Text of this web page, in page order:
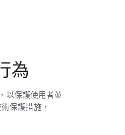
為
以​保護​使用者​並​
保護​措施，​